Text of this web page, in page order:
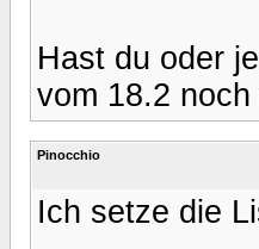
Hast du oder
vom 18.2
Pinocchio
Ich setze die